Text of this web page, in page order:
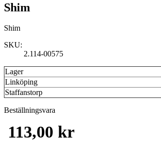
Shim
Shim
SKU:
2.114-00575
Lager
Linköping
Staffanstorp
Beställningsvara
113,00 kr